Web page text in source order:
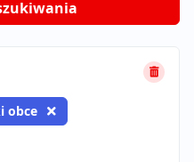
obce